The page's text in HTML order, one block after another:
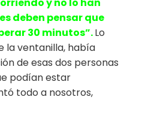
deben pensar que
30 minutos”.Lo
la ventanilla, había
de esas dos personas
podían estar
todo a nosotros,